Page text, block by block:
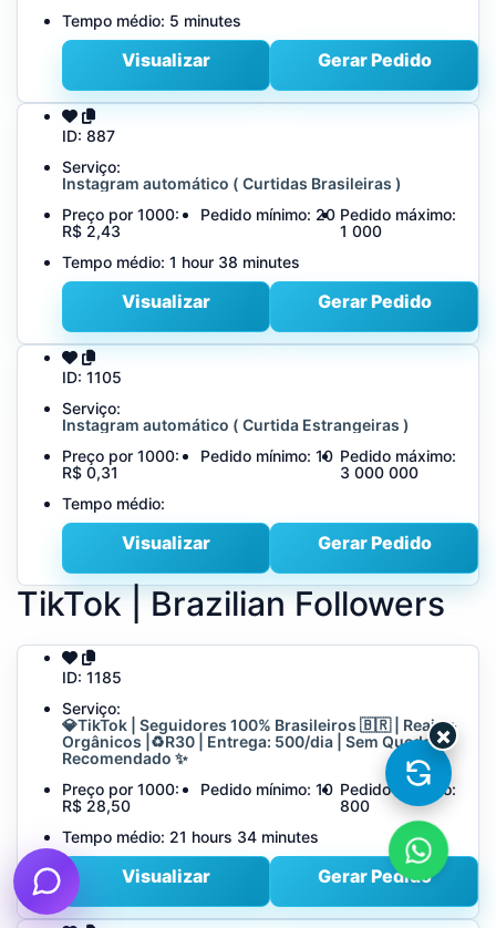
Tempo médio: 5 minutes
Visualizar Gerar Pedido
ID: 887
Serviço:
Instagram automático ( Curtidas Brasileiras )
Preço por 1000:
R$ 2,43
Pedido mínimo: 20 Pedido máximo:
1 000
Tempo médio: 1 hour 38 minutes
Visualizar Gerar Pedido
ID: 1105
Serviço:
Instagram automático ( Curtida Estrangeiras )
Preço por 1000:
R$ 0,31
Pedido mínimo: 10 Pedido máximo:
3 000 000
Tempo médio:
Visualizar Gerar Pedido
TikTok | Brazilian Followers
ID: 1185
Serviço:
💎TikTok | Seguidores 100% Brasileiros 🇧🇷 | Reais +
Orgânicos |♻️R30 | Entrega: 500/dia | Sem Queda -
Recomendado ✨
Preço por 1000:
R$ 28,50
Pedido mínimo: 10 Pedido máximo:
800
Tempo médio: 21 hours 34 minutes
Visualizar Gerar Pedido
×